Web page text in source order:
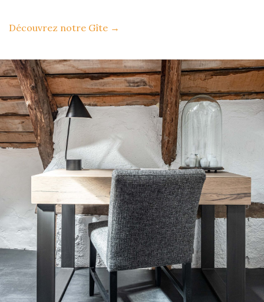
Découvrez notre Gîte →